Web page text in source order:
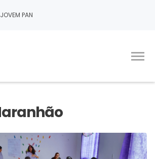
JOVEM PAN